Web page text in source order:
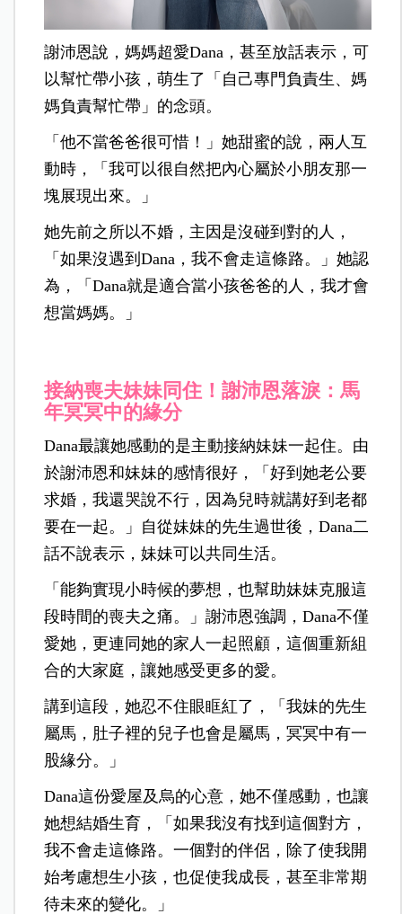
謝沛恩說，媽媽超愛Dana，甚至放話表示，可
以幫忙帶小孩，萌生了「自己專門負責生、媽
媽負責幫忙帶」的念頭。
「他不當爸爸很可惜！」她甜蜜的說，兩人互
動時，「我可以很自然把內心屬於小朋友那一
塊展現出來。」
她先前之所以不婚，主因是沒碰到對的人，
「如果沒遇到Dana，我不會走這條路。」她認
為，「Dana就是適合當小孩爸爸的人，我才會
想當媽媽。」
接納喪夫妹妹同住！謝沛恩落淚：馬
年冥冥中的緣分
Dana最讓她感動的是主動接納妹妹一起住。由
於謝沛恩和妹妹的感情很好，「好到她老公要
求婚，我還哭說不行，因為兒時就講好到老都
要在一起。」自從妹妹的先生過世後，Dana二
話不說表示，妹妹可以共同生活。
「能夠實現小時候的夢想，也幫助妹妹克服這
段時間的喪夫之痛。」謝沛恩強調，Dana不僅
愛她，更連同她的家人一起照顧，這個重新組
合的大家庭，讓她感受更多的愛。
講到這段，她忍不住眼眶紅了，「我妹的先生
屬馬，肚子裡的兒子也會是屬馬，冥冥中有一
股緣分。」
Dana這份愛屋及烏的心意，她不僅感動，也讓
她想結婚生育，「如果我沒有找到這個對方，
我不會走這條路。一個對的伴侶，除了使我開
始考慮想生小孩，也促使我成長，甚至非常期
待未來的變化。」